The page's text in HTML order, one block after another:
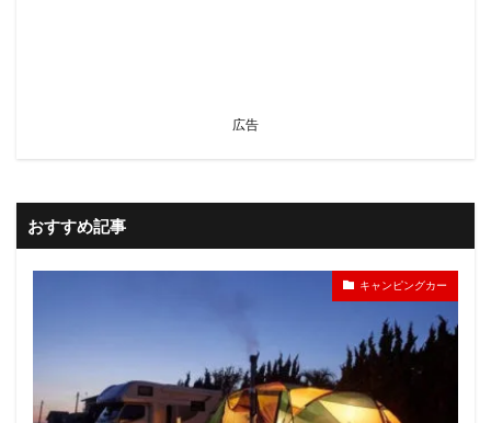
広告
おすすめ記事
キャンピングカー